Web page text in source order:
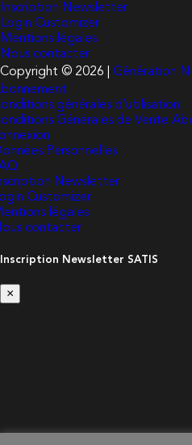
Inscription Newsletter
Login Customizer
Mentions légales
Nous contacter
Copyright © 2026 | Génération
générales d’utilisation
Générales de Vente
Personnelles
Newsletter
Customizer
légales
contacter
Inscription Newsletter SATIS
×